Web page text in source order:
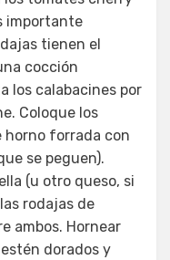
importante
tienen el
cocción
los calabacines por
Coloque los
horno forrada con
se peguen).
(u otro queso, si
rodajas de
ambos. Hornear
dorados y